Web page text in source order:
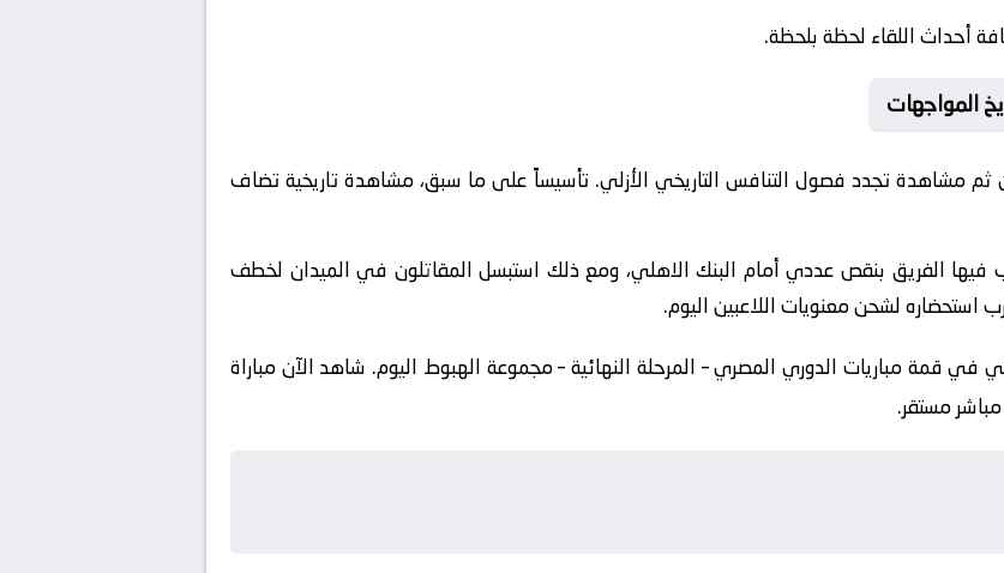
أحداث اللقاء لحظة بلحظة.
المواجهات
ثم مشاهدة تجدد فصول التنافس التاريخي الأزلي. تأسيساً على ما سبق، مشاهدة تاريخية تضاف
فيها الفريق بنقص عددي أمام البنك الاهلي، ومع ذلك استبسل المقاتلون في الميدان لخطف
استحضاره لشحن معنويات اللاعبين اليوم.
قمة مباريات الدوري المصري – المرحلة النهائية – مجموعة الهبوط اليوم. شاهد الآن مباراة
مستقر.